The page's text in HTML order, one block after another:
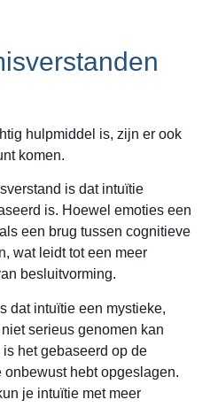
hulpmiddel is, zijn er ook
komen.
is dat intuïtie
is. Hoewel emoties een
een brug tussen cognitieve
wat leidt tot een meer
besluitvorming.
dat intuïtie een mystieke,
serieus genomen kan
het gebaseerd op de
hebt opgeslagen.
je intuïtie met meer